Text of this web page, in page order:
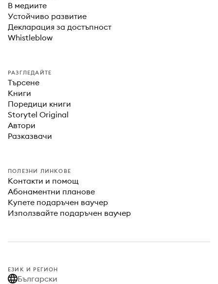
В медиите
Устойчиво развитие
Декларация за достъпност
Whistleblow
РАЗГЛЕДАЙТЕ
Търсене
Книги
Поредици книги
Storytel Original
Автори
Разказвачи
ПОЛЕЗНИ ЛИНКОВЕ
Контакти и помощ
Абонаментни планове
Купете подаръчен ваучер
Използвайте подаръчен ваучер
ЕЗИК И РЕГИОН
Български